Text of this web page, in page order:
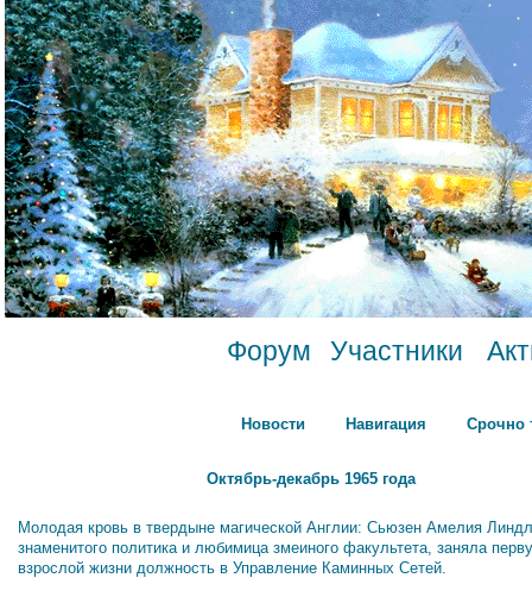
Форум Участники
Новости Навигация Срочно
Октябрь-декабрь 1965 года
Молодая кровь в твердыне магической Англии: Сьюзен Амелия
знаменитого политика и любимица змеиного факультета, заняла
взрослой жизни должность в Управление Каминных Сетей.